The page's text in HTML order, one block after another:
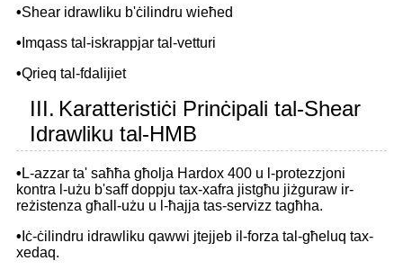
•Shear idrawliku b'ċilindru wieħed
• Imqass tal-iskrappjar tal-vetturi
•Qrieq tal-fdalijiet
III. Karatteristiċi Prinċipali tal-Shear
Idrawliku tal-HMB
• L-azzar ta' saħħa għolja Hardox 400 u l-protezzjoni
kontra l-użu b'saff doppju tax-xafra jistgħu jiżguraw ir-
reżistenza għall-użu u l-ħajja tas-servizz tagħha.
• Iċ-ċilindru idrawliku qawwi jtejjeb il-forza tal-għeluq tax-
xedaq.